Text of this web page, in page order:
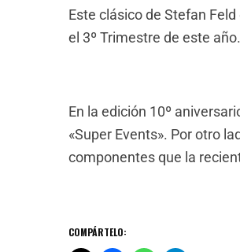
Este clásico de Stefan
el 3º Trimestre de este año.
En la edición 10º
«Super Events». Por otro
componentes que la
COMPÁRTELO: